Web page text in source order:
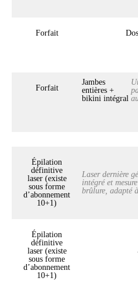
Forfait
Forfait
Jambes
entières +
bikini intégral
Épilation
définitive
laser (existe
sous forme
d’abonnement
10+1)
Laser dernière
intégré et
brûlure, adapté
Épilation
définitive
laser (existe
sous forme
d’abonnement
10+1)